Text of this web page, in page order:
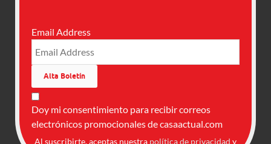
Email Address
Doy mi consentimiento para recibir correos
electrónicos promocionales de casaactual.com
Al suscribirte, aceptas nuestra política de privacidad y